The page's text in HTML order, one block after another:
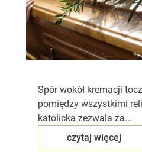
Spór wokół kremacji
pomiędzy wszystkimi
katolicka zezwala za...
czytaj więcej